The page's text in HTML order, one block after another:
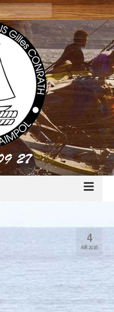
de marine
4
AVR 2016